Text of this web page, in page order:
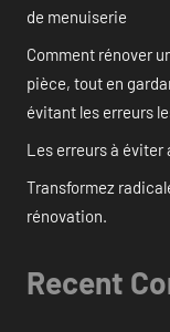
de menuiserie
Comment rénover
pièce, tout en
évitant les erreurs
Les erreurs à éviter
Transformez
rénovation.
Recent